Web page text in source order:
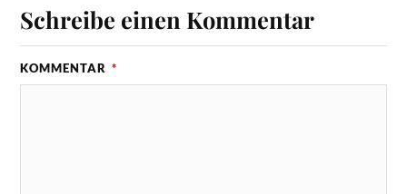
Schreibe einen Kommentar
KOMMENTAR *